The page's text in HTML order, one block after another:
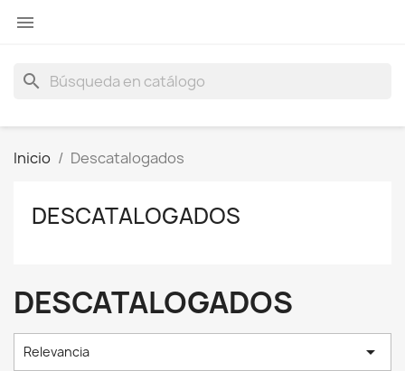

search
Inicio Descatalogados
DESCATALOGADOS
DESCATALOGADOS
Relevancia 